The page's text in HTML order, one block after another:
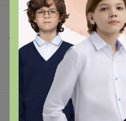
Шоурумы
Торговые марки
Наша команда
В наличии
Подарочные сертификаты